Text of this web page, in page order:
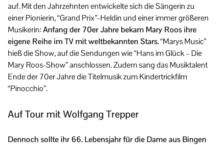
auf. Mit den Jahrzehnten entwickelte sich die Sängerin zu
einer Pionierin, “Grand Prix”-Heldin und einer immer größeren
Musikerin:Anfang der 70er Jahre bekam Mary Roos ihre
eigene Reihe im TV mit weltbekannten Stars.“Marys Music”
hieß die Show, auf die Sendungen wie “Hans im Glück – Die
Mary Roos-Show” anschlossen. Zudem sang das Musiktalent
Ende der 70er Jahre die Titelmusik zum Kindertrickfilm
“Pinocchio”.
Auf Tour mit Wolfgang Trepper
Dennoch sollte ihr 66. Lebensjahr für die Dame aus Bingen